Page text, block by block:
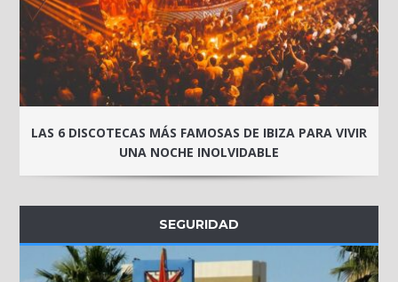
LAS 6 DISCOTECAS MÁS FAMOSAS DE IBIZA PARA VIVIR
UNA NOCHE INOLVIDABLE
SEGURIDAD